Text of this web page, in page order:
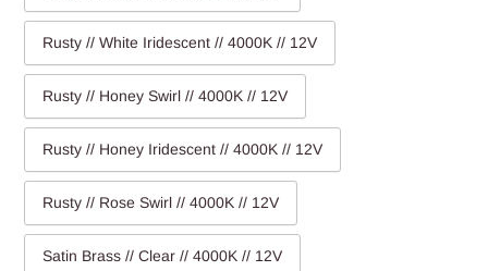
Rusty // White Iridescent // 4000K // 12V
Rusty // Honey Swirl // 4000K // 12V
Rusty // Honey Iridescent // 4000K // 12V
Rusty // Rose Swirl // 4000K // 12V
Satin Brass // Clear // 4000K // 12V